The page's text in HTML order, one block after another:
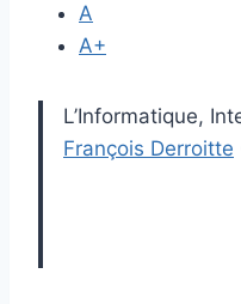
A
A+
L’Informatique,
François Derroitte